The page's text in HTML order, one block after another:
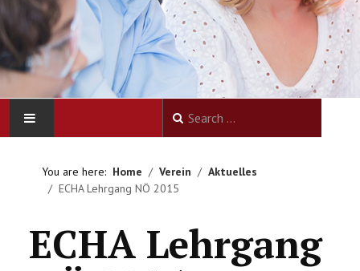
VEREIN
AKTIVITÄTEN
You are here: Home Verein
Aktuelles
ECHA Lehrgang NÖ 2015
ECHA Lehrgang